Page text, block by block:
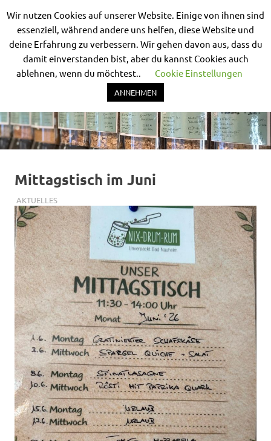
springen
Nix-
drum-
rum
Unverpackt
MENÜ
Mittagstisch im Juni
1. JUNI 2026
SIMONE SCHMIDT
AKTUELLES
Wir nutzen Cookies auf unserer Website. Einige von ihnen sind
essenziell, während andere uns helfen, diese Website und
deine Erfahrung zu verbessern. Wir gehen davon aus, dass du
damit einverstanden bist, aber du kannst Cookies auch
ablehnen, wenn du möchtest..
Cookie Einstellungen
ANNEHMEN